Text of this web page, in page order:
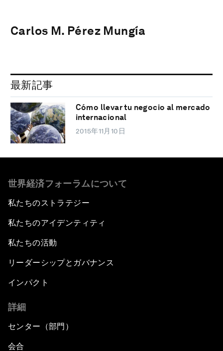
Carlos M. Pérez Mungía
最新記事
Cómo llevar tu negocio al mercado
internacional
2015年11月10日
世界経済フォーラムについて
私たちのストラテジー
私たちのアイデンティティ
私たちの活動
リーダーシップとガバナンス
インパクト
詳細
センター（部門）
会合